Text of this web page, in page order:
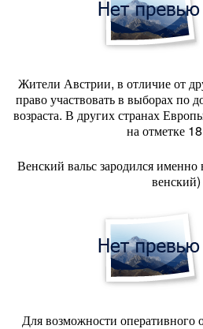
Жители Австрии, в отличие от
право участвовать в выборах по
возраста. В других странах
на отметке
Венский вальс зародился
венский)
Для возможности оперативного